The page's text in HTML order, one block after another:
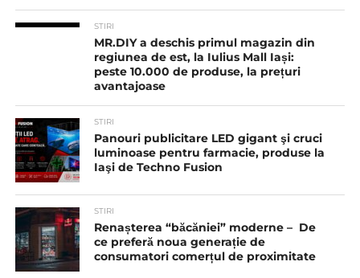
STIRI
MR.DIY a deschis primul magazin din
regiunea de est, la Iulius Mall Iași:
peste 10.000 de produse, la prețuri
avantajoase
STIRI
Panouri publicitare LED gigant şi cruci
luminoase pentru farmacie, produse la
Iaşi de Techno Fusion
STIRI
Renașterea “băcăniei” moderne – De
ce preferă noua generație de
consumatori comerțul de proximitate